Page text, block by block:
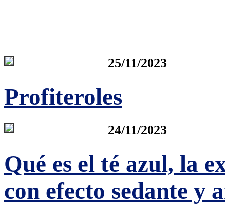
25/11/2023
Profiteroles
24/11/2023
Qué es el té azul, la
con efecto sedante y